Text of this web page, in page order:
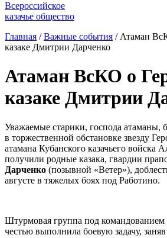
Всероссийское
казачье общество
Главная / Важные события / Атаман
казаке Дмитрии Дарченко
Атаман ВсКО о
казаке Дмитрии
Уважаемые старики, господа атаманы,
в торжественной обстановке звезду
атамана Кубанского казачьего войска
получили родные казака, гвардии
Дарченко (позывной «Ветер»),
августе в тяжелых боях под Работино.
Штурмовая группа под
честью выполнила боевую задачу,